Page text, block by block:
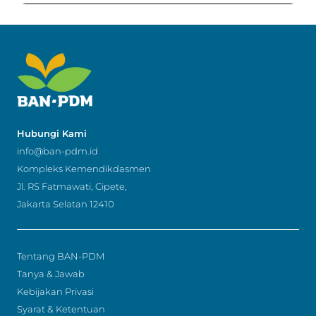
Hubungi Kami
info@ban-pdm.id
Kompleks Kemendikdasmen
Jl. RS Fatmawati, Cipete,
Jakarta Selatan 12410
Tentang BAN-PDM
Tanya & Jawab
Kebijakan Privasi
Syarat & Ketentuan